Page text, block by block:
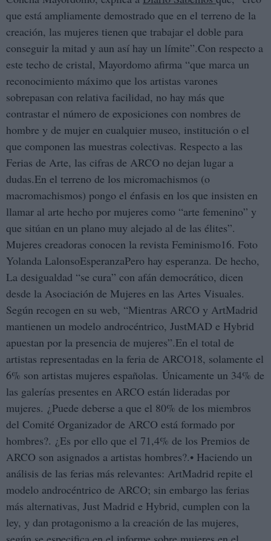
que está ampliamente demostrado que en el terreno de la
creación, las mujeres tienen que trabajar el doble para
conseguir la mitad y aun así hay un límite”.Con respecto a
este techo de cristal, Mayordomo afirma “que marca un
reconocimiento máximo que los artistas varones
sobrepasan con relativa facilidad, no hay más que
contrastar el número de exposiciones con nombres de
hombre y de mujer en cualquier museo, institución o el
que componen las muestras colectivas. Respecto a las
Ferias de Arte, las cifras de ARCO no dejan lugar a
dudas.En el terreno de los micromachismos (o
macromachismos) pongo el énfasis en los que insisten en
llamar al arte hecho por mujeres como “arte femenino” y
que sitúan en un plano muy alejado al de las élites”.
Mujeres creadoras conocen la revista Feminismo16. Foto
Yolanda LalonsoEsperanzaPero hay esperanza. De hecho,
La desigualdad “se cura” con afán democrático, dicen
desde la Asociación de Mujeres en las Artes Visuales.
Según recogen en su web, “Mientras ARCO y ArtMadrid
mantienen un modelo androcéntrico, JustMAD e Hybrid
apuestan por la presencia de mujeres”.En el total de
artistas representadas en la feria de ARCO18, solamente el
6% son artistas mujeres españolas. Únicamente un 34% de
las galerías presentes en ARCO están lideradas por
mujeres. ¿Puede deberse a que el 80% de los miembros
del Comité Organizador de ARCO está formado por
hombres?. ¿Es por ello que el 71,4% de los Premios de
ARCO son asignados a artistas hombres?.• Haciendo un
análisis de las ferias más relevantes: ArtMadrid repite el
modelo androcéntrico de ARCO; sin embargo las ferias
más alternativas, Just Madrid e Hybrid, cumplen con la
ley, y dan protagonismo a la creación de las mujeres,